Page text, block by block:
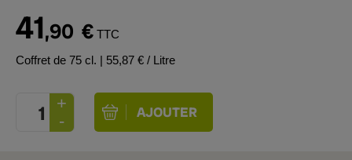
41,90 € TTC
Coffret de 75 cl. | 55,87 € / Litre